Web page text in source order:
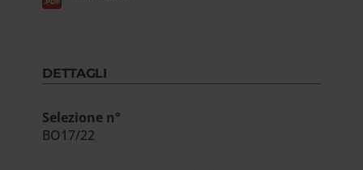
DETTAGLI
Selezione n°
BO17/22